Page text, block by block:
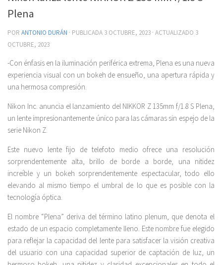
Plena
POR ANTONIO DURÁN · PUBLICADA 3 OCTUBRE, 2023 · ACTUALIZADO 3
OCTUBRE, 2023
-Con énfasis en la iluminación periférica extrema, Plena es una nueva
experiencia visual con un bokeh de ensueño, una apertura rápida y
una hermosa compresión.
Nikon Inc. anuncia el lanzamiento del NIKKOR Z 135mm f/1.8 S Plena,
un lente impresionantemente único para las cámaras sin espejo de la
serie Nikon Z.
Este nuevo lente fijo de telefoto medio ofrece una resolución
sorprendentemente alta, brillo de borde a borde, una nitidez
increíble y un bokeh sorprendentemente espectacular, todo ello
elevando al mismo tiempo el umbral de lo que es posible con la
tecnología óptica.
El nombre “Plena” deriva del término latino plenum, que denota el
estado de un espacio completamente lleno. Este nombre fue elegido
para reflejar la capacidad del lente para satisfacer la visión creativa
del usuario con una capacidad superior de captación de luz, un